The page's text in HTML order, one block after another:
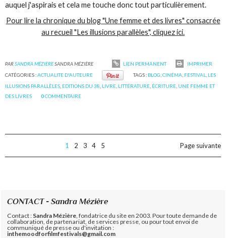
auquel j'aspirais et cela me touche donc tout particulièrement.
Pour lire la chronique du blog "Une femme et des livres" consacrée
au recueil "Les illusions parallèles", cliquez ici.
PARSANDRA MÉZIÈRESANDRA MÉZIÈRE LIEN PERMANENT
IMPRIMER
CATÉGORIES :ACTUALITE D'AUTEURE TAGS : BLOG CINÉMA FESTIVAL
LES
ILLUSIONS PARALLÈLES EDITIONS DU 38 LIVRE LITTÉRATURE ÉCRITURE UNE FEMME ET
DES LIVRES
0COMMENTAIRE
1 2 3 4 5 Page suivante
CONTACT - Sandra Mézière
Contact : Sandra Mézière , fondatrice du site en 2003. Pour toute demande de
collaboration, de partenariat, de services presse, ou pour tout envoi de
communiqué de presse ou d'invitation :
inthemoodforfilmfestivals@gmail.com